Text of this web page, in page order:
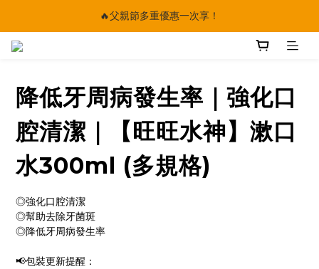
🔥父親節多重優惠一次享！
🔥父親節多重優惠一次享！
🔥父親節多重優惠一次享！
降低牙周病發生率｜強化口
腔清潔｜【旺旺水神】漱口
水300ml (多規格)
◎強化口腔清潔
◎幫助去除牙菌斑
◎降低牙周病發生率
📢包裝更新提醒：